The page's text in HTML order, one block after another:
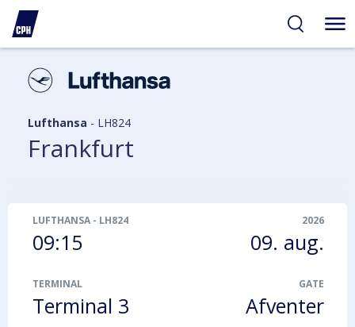
Lufthansa - LH824
Frankfurt
LUFTHANSA - LH824
09:15
2026
09. aug.
TERMINAL
Terminal 3
GATE
Afventer